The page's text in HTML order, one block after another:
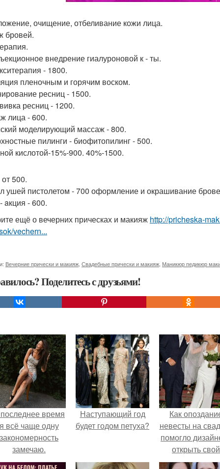
очищение, отбеливание кожи лица.
бровей.
внедрение гиалуроновой к - ты.
- 1800.
пленочным и горячим воском.
ресниц - 1500.
ресниц - 1200.
лица - 600.
моделирующий массаж - 800.
пилинги - биофитопилинг - 500.
кислотой-15%-900. 40%-1500.
500.
ушей пистолетом - 700 оформление и окрашивание
aкция - 600.
ещё о вечерних прическах и макияж http://pricheska-
vechern...
Вечерние прически и макияж Свадебные прически и макияж Маникюр педикюр
Поделитесь с друзьями!
время
я всё чаще одну
закономерность
замечаю.
Наступающий год
будет годом петуха?
Как
невесты на
помогло
открыть свой
бренд.